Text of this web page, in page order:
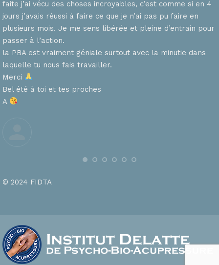
faite j’ai vécu des choses incroyables, c’est comme si en 4
jours j’avais réussi à faire ce que je n’ai pas pu faire en
plusieurs mois. Je me sens libérée et pleine d’entrain pour
passer à l’action.
la PBA est vraiment géniale surtout avec la minutie dans
laquelle tu nous fais travailler.
Merci
Bel été à toi et tes proches
A
© 2024 FIDTA